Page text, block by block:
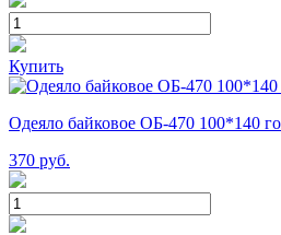
Купить
Одеяло байковое ОБ-470 100*140
370 руб.